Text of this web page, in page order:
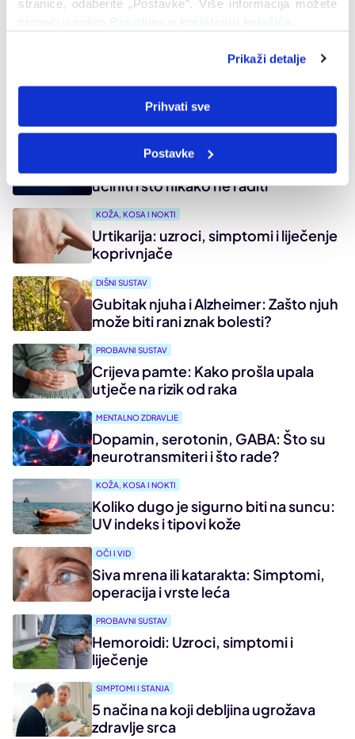
stranice, odaberite „Postavke”. Više informacija možete
Prikaži detalje
Prihvati sve
Postavke
Preporučeni članci
KOŽA, KOSA I NOKTI
učiniti i što nikako ne raditi
KOŽA, KOSA I NOKTI
Urtikarija: uzroci, simptomi i liječenje
koprivnjače
DIŠNI SUSTAV
Gubitak njuha i Alzheimer: Zašto njuh
može biti rani znak bolesti?
PROBAVNI SUSTAV
Crijeva pamte: Kako prošla upala
utječe na rizik od raka
MENTALNO ZDRAVLJE
Dopamin, serotonin, GABA: Što su
neurotransmiteri i što rade?
KOŽA, KOSA I NOKTI
Koliko dugo je sigurno biti na suncu:
UV indeks i tipovi kože
OČI I VID
Siva mrena ili katarakta: Simptomi,
operacija i vrste leća
PROBAVNI SUSTAV
Hemoroidi: Uzroci, simptomi i
liječenje
SIMPTOMI I STANJA
5 načina na koji debljina ugrožava
zdravlje srca